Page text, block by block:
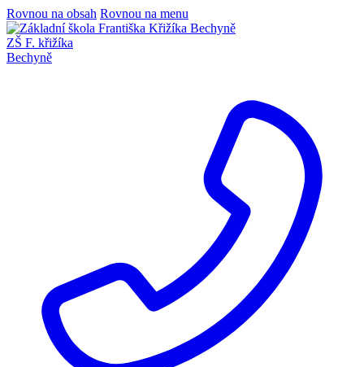
Rovnou na obsah Rovnou na menu
ZŠ F. křižíka
Bechyně